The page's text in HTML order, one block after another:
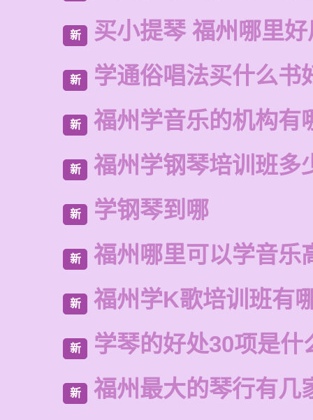
新 买小提琴 福州哪里
新 学通俗唱法买什么书
新 福州学音乐的机构有
新 福州学钢琴培训班多
新 学钢琴到哪
新 福州哪里可以学音乐
新 福州学K歌培训班有
新 学琴的好处30项是什
新 福州最大的琴行有几